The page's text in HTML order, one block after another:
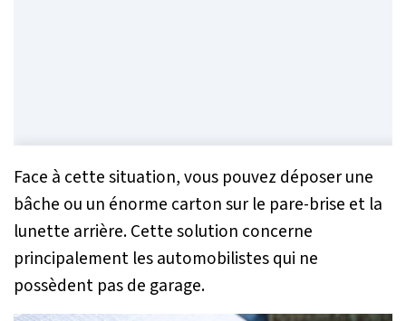
Face à cette situation, vous pouvez déposer une
bâche ou un énorme carton sur le pare-brise et la
lunette arrière. Cette solution concerne
principalement les automobilistes qui ne
possèdent pas de garage.